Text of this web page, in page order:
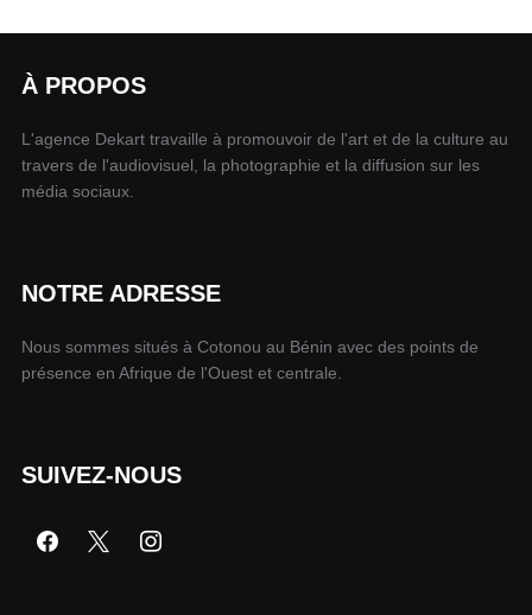
À PROPOS
L'agence Dekart travaille à promouvoir de l'art et de la culture au
travers de l'audiovisuel, la photographie et la diffusion sur les
média sociaux.
NOTRE ADRESSE
Nous sommes situés à Cotonou au Bénin avec des points de
présence en Afrique de l'Ouest et centrale.
SUIVEZ-NOUS